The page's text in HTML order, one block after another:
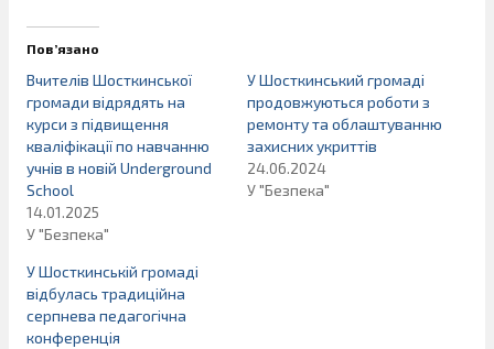
Пов’язано
Вчителів Шосткинської
громади відрядять на
курси з підвищення
кваліфікації по навчанню
учнів в новій Underground
School
14.01.2025
У "Безпека"
У Шосткинський громаді
продовжуються роботи з
ремонту та облаштуванню
захисних укриттів
24.06.2024
У "Безпека"
У Шосткинській громаді
відбулась традиційна
серпнева педагогічна
конференція